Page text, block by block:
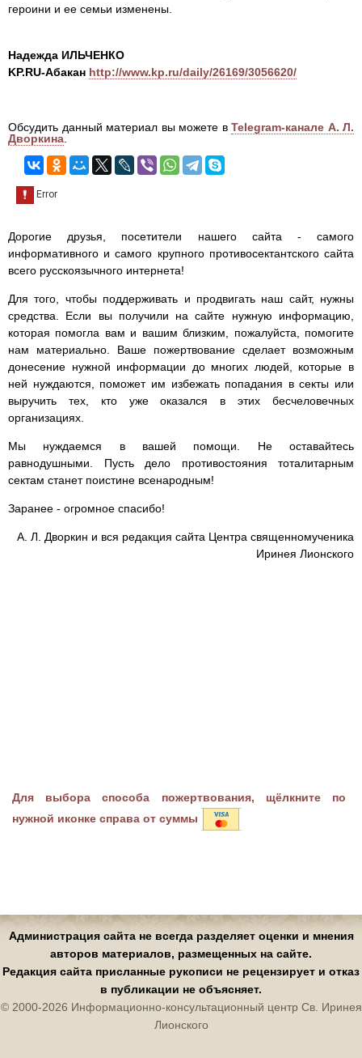
героини и ее семьи изменены.
Надежда ИЛЬЧЕНКО
KP.RU-Абакан http://www.kp.ru/daily/26169/3056620/
Обсудить данный материал вы можете в Telegram-канале А. Л.
Дворкина.
Дорогие друзья, посетители нашего сайта - самого
информативного и самого крупного противосектантского сайта
всего русскоязычного интернета!
Для того, чтобы поддерживать и продвигать наш сайт, нужны
средства. Если вы получили на сайте нужную информацию,
которая помогла вам и вашим близким, пожалуйста, помогите
нам материально. Ваше пожертвование сделает возможным
донесение нужной информации до многих людей, которые в
ней нуждаются, поможет им избежать попадания в секты или
выручить тех, кто уже оказался в этих бесчеловечных
организациях.
Мы нуждаемся в вашей помощи. Не оставайтесь
равнодушными. Пусть дело противостояния тоталитарным
сектам станет поистине всенародным!
Заранее - огромное спасибо!
А. Л. Дворкин и вся редакция сайта Центра священномученика
Иринея Лионского
Для выбора способа пожертвования, щёлкните по
нужной иконке справа от суммы
Администрация сайта не всегда разделяет оценки и мнения
авторов материалов, размещенных на сайте.
Редакция сайта присланные рукописи не рецензирует и отказ
в публикации не объясняет.
© 2000-2026 Информационно-консультационный центр Св. Иринея
Лионского